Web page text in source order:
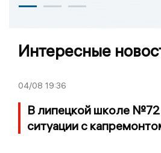
Интересные
04/08 19:36
В липецкой школе №72
ситуации с